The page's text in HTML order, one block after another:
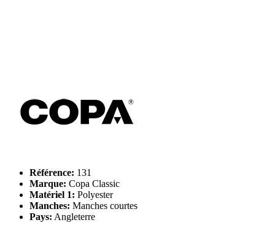
Référence: 131
Marque: Copa Classic
Matériel 1: Polyester
Manches: Manches courtes
Pays: Angleterre